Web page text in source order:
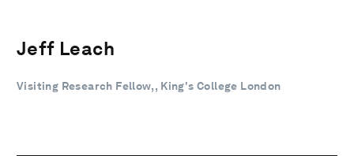
Jeff Leach
Visiting Research Fellow, , King's College London